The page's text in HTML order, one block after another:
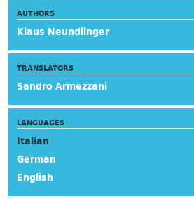
AUTHORS
Klaus Neundlinger
TRANSLATORS
Sandro Armezzani
LANGUAGES
Italian
German
English